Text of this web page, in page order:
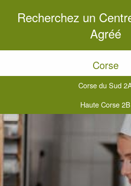
Recherchez un
Agréé
Corse
Corse du Sud
Haute Corse 2B